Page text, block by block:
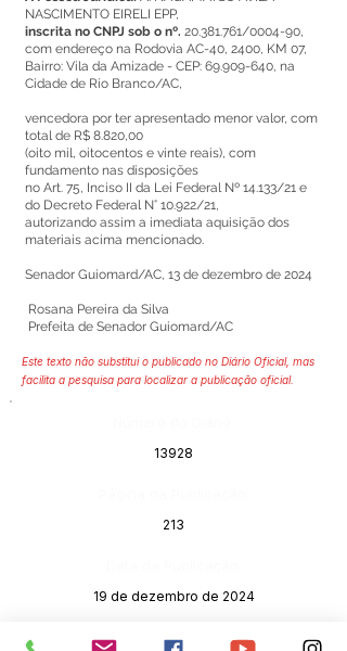
NASCIMENTO EIRELI EPP,
inscrita no CNPJ sob o nº. 20.381.761/0004-90,
com endereço na Rodovia AC-40, 2400, KM 07,
Bairro: Vila da Amizade - CEP: 69.909-640, na
Cidade de Rio Branco/AC,
vencedora por ter apresentado menor valor, com
total de R$ 8.820,00
(oito mil, oitocentos e vinte reais), com
fundamento nas disposições
no Art. 75, Inciso II da Lei Federal Nº 14.133/21 e
do Decreto Federal N° 10.922/21,
autorizando assim a imediata aquisição dos
materiais acima mencionado.
Senador Guiomard/AC, 13 de dezembro de 2024
Rosana Pereira da Silva
Prefeita de Senador Guiomard/AC
Este texto não substitui o publicado no Diário Oficial, mas
facilita a pesquisa para localizar a publicação oficial.
13928
213
19 de dezembro de 2024
Órgão: